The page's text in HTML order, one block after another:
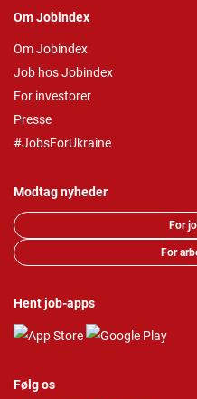
Om Jobindex
Om Jobindex
Job hos Jobindex
For investorer
Presse
#JobsForUkraine
Modtag nyheder
For
For
Hent job-apps
Følg os